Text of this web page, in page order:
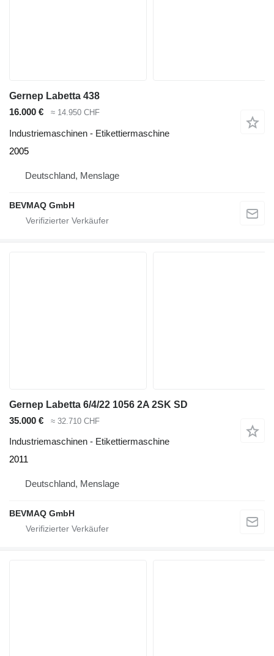
Gernep Labetta 438
16.000 €
≈ 14.950 CHF
Industriemaschinen - Etikettiermaschine
2005
Deutschland, Menslage
BEVMAQ GmbH
Gernep Labetta 6/4/22 1056 2A 2SK SD
35.000 €
≈ 32.710 CHF
Industriemaschinen - Etikettiermaschine
2011
Deutschland, Menslage
BEVMAQ GmbH